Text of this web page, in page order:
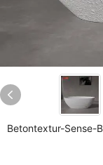
Betontextur-Sense-